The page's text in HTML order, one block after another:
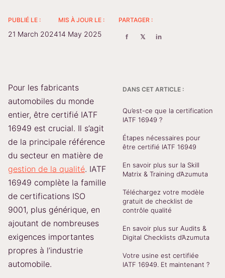
PUBLIÉ LE :
21 March 2024
MIS À JOUR LE :
14 May 2025
PARTAGER :
f 𝕏 in
Pour les fabricants
automobiles du monde
entier, être certifié IATF
16949 est crucial. Il s’agit
de la principale référence
du secteur en matière de
gestion de la qualité. IATF
16949 complète la famille
de certifications ISO
9001, plus générique, en
ajoutant de nombreuses
exigences importantes
propres à l’industrie
automobile.
DANS CET ARTICLE :
Qu’est-ce que la certification
IATF 16949 ?
Étapes nécessaires pour
être certifié IATF 16949
En savoir plus sur la Skill
Matrix & Training d’Azumuta
Téléchargez votre modèle
gratuit de checklist de
contrôle qualité
En savoir plus sur Audits &
Digital Checklists d’Azumuta
Votre usine est certifiée
IATF 16949. Et maintenant ?